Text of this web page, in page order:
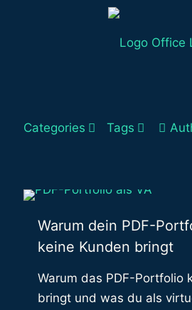
Categories Tags
Warum dein PDF-
keine Kunden bringt
Warum das PDF-Portfolio
bringt und was du als